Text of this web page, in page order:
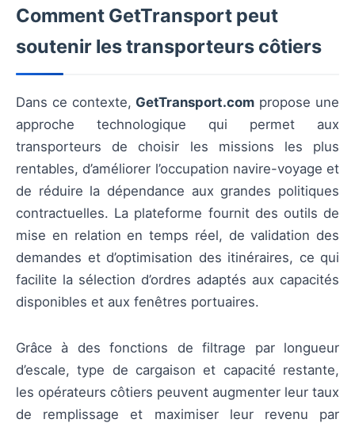
Comment GetTransport peut
soutenir les transporteurs côtiers
Dans ce contexte, GetTransport.com propose une
approche technologique qui permet aux
transporteurs de choisir les missions les plus
rentables, d’améliorer l’occupation navire-voyage et
de réduire la dépendance aux grandes politiques
contractuelles. La plateforme fournit des outils de
mise en relation en temps réel, de validation des
demandes et d’optimisation des itinéraires, ce qui
facilite la sélection d’ordres adaptés aux capacités
disponibles et aux fenêtres portuaires.
Grâce à des fonctions de filtrage par longueur
d’escale, type de cargaison et capacité restante,
les opérateurs côtiers peuvent augmenter leur taux
de remplissage et maximiser leur revenu par